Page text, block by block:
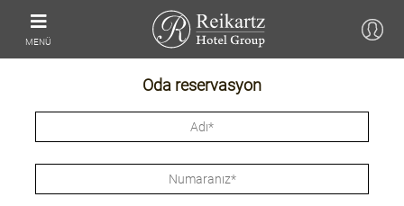
MENÜ
Oda reservasyon